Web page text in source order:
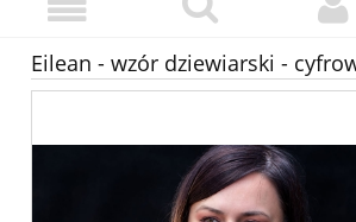
Eilean - wzór dziewiarski -